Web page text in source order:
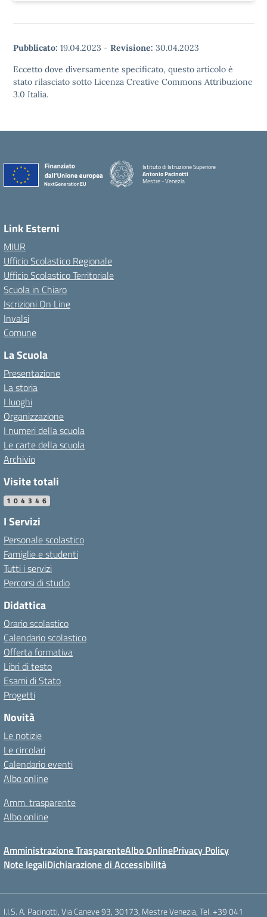
Pubblicato: 19.04.2023 - Revisione: 30.04.2023
Eccetto dove diversamente specificato, questo articolo è
stato rilasciato sotto Licenza Creative Commons Attribuzione
3.0 Italia.
Istituto di Istruzione Superiore
Antonio Pacinotti
Mestre - Venezia
Link Esterni
MIUR
Ufficio Scolastico Regionale
Ufficio Scolastico Territoriale
Scuola in Chiaro
Iscrizioni On Line
Invalsi
Comune
La Scuola
Presentazione
La storia
I luoghi
Organizzazione
I numeri della scuola
Le carte della scuola
Archivio
Visite totali
104346
I Servizi
Personale scolastico
Famiglie e studenti
Tutti i servizi
Percorsi di studio
Didattica
Orario scolastico
Calendario scolastico
Offerta formativa
Libri di testo
Esami di Stato
Progetti
Novità
Le notizie
Le circolari
Calendario eventi
Albo online
Amm. trasparente
Albo online
Amministrazione TrasparenteAlbo OnlinePrivacy Policy
Note legaliDichiarazione di Accessibilità
I.I.S. A. Pacinotti, Via Caneve 93, 30173, Mestre Venezia, Tel. +39 041